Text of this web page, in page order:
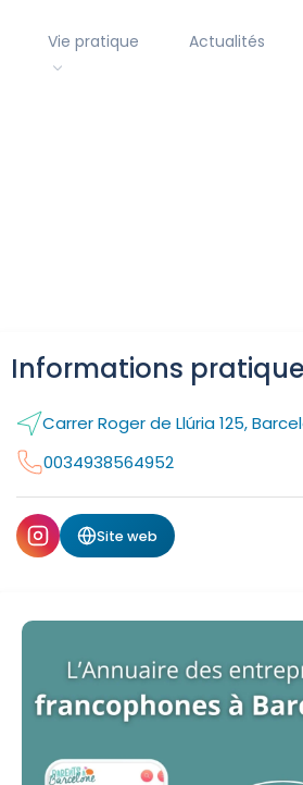
Vie pratique Actualités
Informations
Carrer Roger de Llúria 125,
0034938564952
Site web